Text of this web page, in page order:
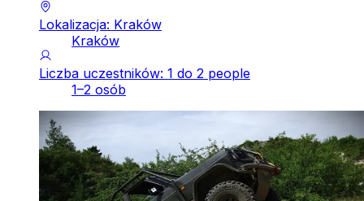
Lokalizacja: Kraków
Kraków
Liczba uczestników: 1 do 2 people
1–2 osób